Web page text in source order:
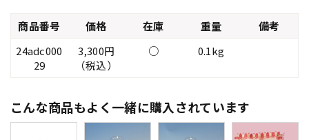
商品番号 価格 在庫 重量
備考
24adc000
29
3,300円
（税込）
○ 0.1kg
こんな商品もよく一緒に購入されています